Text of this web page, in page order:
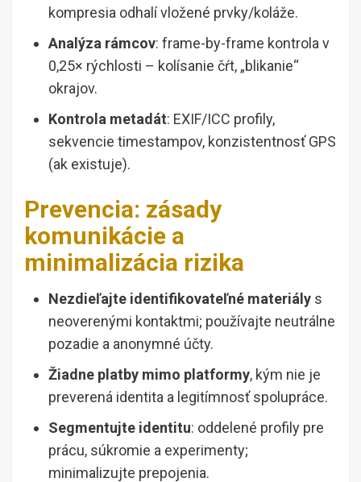
kompresia odhalí vložené prvky/koláže.
Analýza rámcov: frame-by-frame kontrola v
0,25× rýchlosti – kolísanie čŕt, „blikanie“
okrajov.
Kontrola metadát: EXIF/ICC profily,
sekvencie timestampov, konzistentnosť GPS
(ak existuje).
Prevencia: zásady
komunikácie a
minimalizácia rizika
Nezdieľajte identifikovateľné materiály s
neoverenými kontaktmi; používajte neutrálne
pozadie a anonymné účty.
Žiadne platby mimo platformy, kým nie je
preverená identita a legitímnosť spolupráce.
Segmentujte identitu: oddelené profily pre
prácu, súkromie a experimenty;
minimalizujte prepojenia.